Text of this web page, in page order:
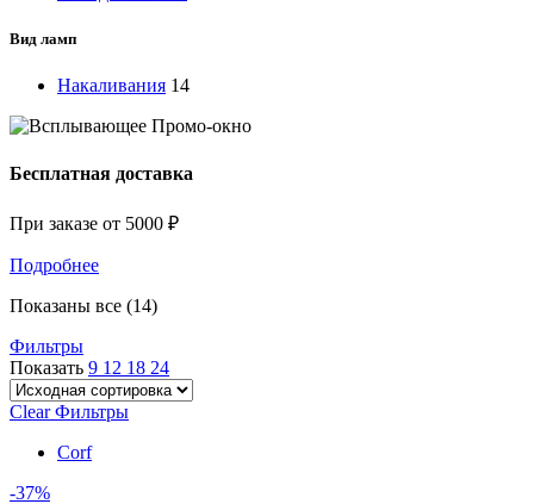
Вид ламп
Накаливания 14
Бесплатная доставка
При заказе от 5000 ₽
Подробнее
Показаны все (14)
Фильтры
Показать 9 12 18 24
Clear Фильтры
Corf
-37%